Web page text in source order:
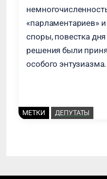
«парламентариев»
споры, повестка
решения были
особого энтузиазма.
МЕТКИ ДЕПУТАТЫ